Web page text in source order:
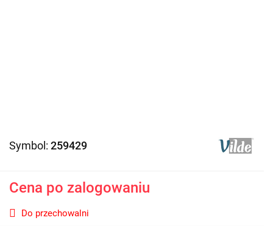
Symbol: 259429
Cena po zalogowaniu
Do przechowalni